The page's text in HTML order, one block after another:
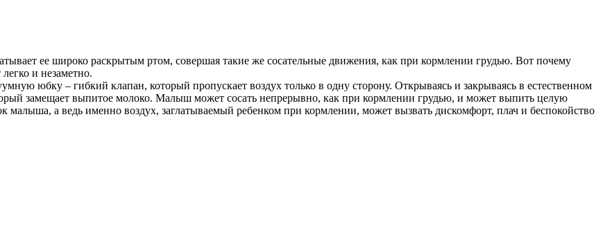
ее широко раскрытым ртом, совершая такие же сосательные движения, как при кормлении грудью. Вот почему
и незаметно.
юбку – гибкий клапан, который пропускает воздух только в одну сторону. Открываясь и закрываясь в естественном
замещает выпитое молоко. Малыш может сосать непрерывно, как при кормлении грудью, и может выпить целую
малыша, а ведь именно воздух, заглатываемый ребенком при кормлении, может вызвать дискомфорт, плач и беспокойство